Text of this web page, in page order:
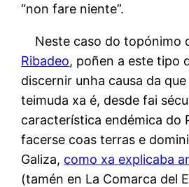
“non fare niente”.
Neste caso do topónimo
Ribadeo, poñen a este tipo
discernir unha causa da
teimuda xa é, desde fai
característica endémica do
facerse coas terras e
Galiza, como xa explicaba
(tamén en La Comarca del